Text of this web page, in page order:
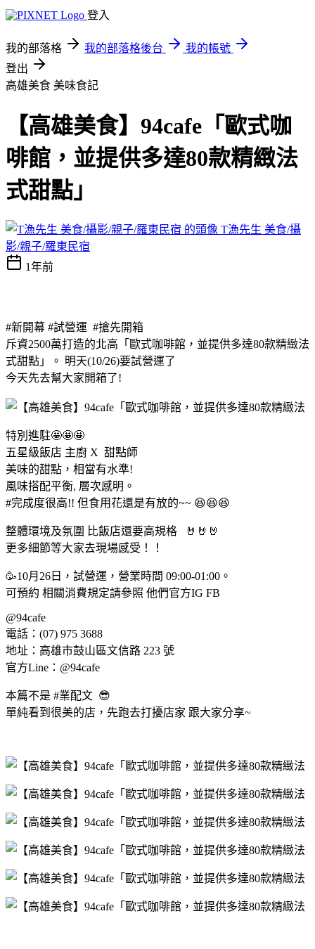
登入
我的部落格 我的部落格後台
我的帳號
登出
高雄美食 美味食記
【高雄美食】94cafe「歐式咖
啡館，並提供多達80款精緻法
式甜點」
T漁先生 美食/攝
影/親子/羅東民宿
1年前
#新開幕 #試營運 #搶先開箱
斥資2500萬打造的北高「歐式咖啡館，並提供多達80款精緻法
式甜點」。 明天(10/26)要試營運了
今天先去幫大家開箱了!
特別進駐🤩🤩🤩
五星級飯店 主廚 X 甜點師
美味的甜點，相當有水準!
風味搭配平衡, 層次感明。
#完成度很高!! 但食用花還是有放的~~ 😆😆😆
整體環境及氛圍 比飯店還要高規格 🤘🤘🤘
更多細節等大家去現場感受！！
🥳10月26日，試營運，營業時間 09:00-01:00。
可預約 相關消費規定請參照 他們官方IG FB
@94cafe
電話：(07) 975 3688
地址：高雄市鼓山區文信路 223 號
官方Line：@94cafe
本篇不是 #業配文 😎
單純看到很美的店，先跑去打擾店家 跟大家分享~